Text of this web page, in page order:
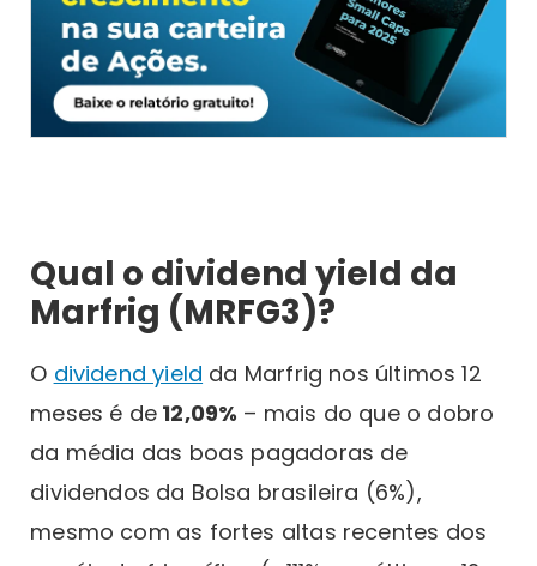
Qual o dividend yield da
Marfrig (MRFG3)?
O dividend yield da Marfrig nos últimos 12
meses é de 12,09% – mais do que o dobro
da média das boas pagadoras de
dividendos da Bolsa brasileira (6%),
mesmo com as fortes altas recentes dos